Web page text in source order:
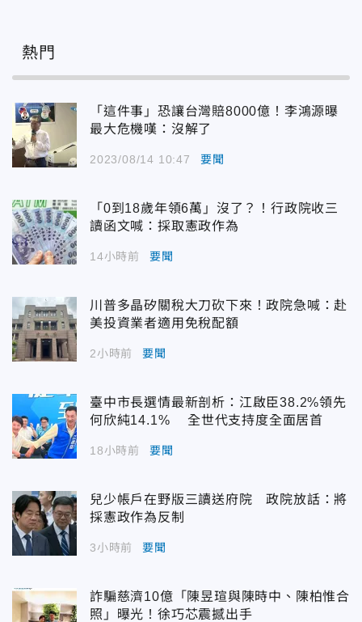
熱門
「這件事」恐讓台灣賠8000億！李鴻源曝
最大危機嘆：沒解了
2023/08/14 10:47 要聞
「0到18歲年領6萬」沒了？！行政院收三
讀函文喊：採取憲政作為
14小時前 要聞
川普多晶矽關稅大刀砍下來！政院急喊：赴
美投資業者適用免稅配額
2小時前 要聞
臺中市長選情最新剖析：江啟臣38.2%領先
何欣純14.1% 全世代支持度全面居首
18小時前 要聞
兒少帳戶在野版三讀送府院 政院放話：將
採憲政作為反制
3小時前 要聞
詐騙慈濟10億「陳昱瑄與陳時中、陳柏惟合
照」曝光！徐巧芯震撼出手